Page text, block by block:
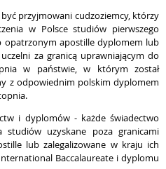
przyjmowani cudzoziemcy, którzy
w Polsce studiów pierwszego
opatrzonym apostille dyplomem lub
za granicą uprawniającym do
w państwie, w którym został
z odpowiednim polskim dyplomem
i dyplomów - każde świadectwo
uzyskane poza granicami
lub zalegalizowane w kraju ich
Baccalaureate i dyplomu